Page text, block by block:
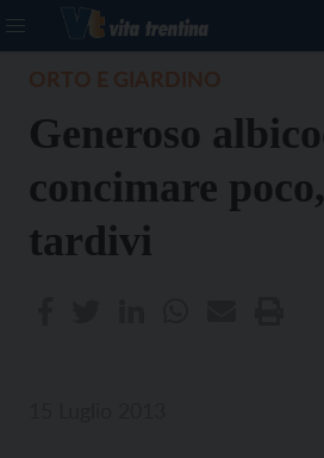
Generoso
concimare
tardivi